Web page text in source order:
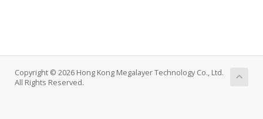
Copyright © 2026 Hong Kong Megalayer Technology Co., Ltd.
All Rights Reserved.